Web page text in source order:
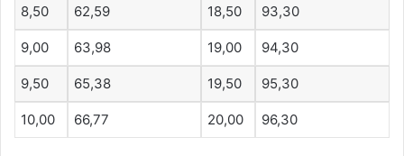
8,50 62,59 18,50 93,30
9,00 63,98 19,00 94,30
9,50 65,38 19,50 95,30
10,00 66,77 20,00 96,30